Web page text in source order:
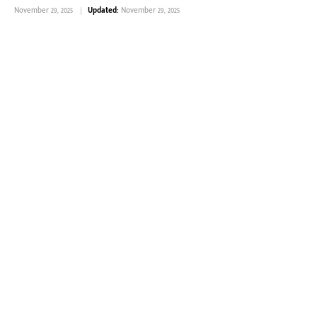
November 29, 2025 Updated: November 29, 2025